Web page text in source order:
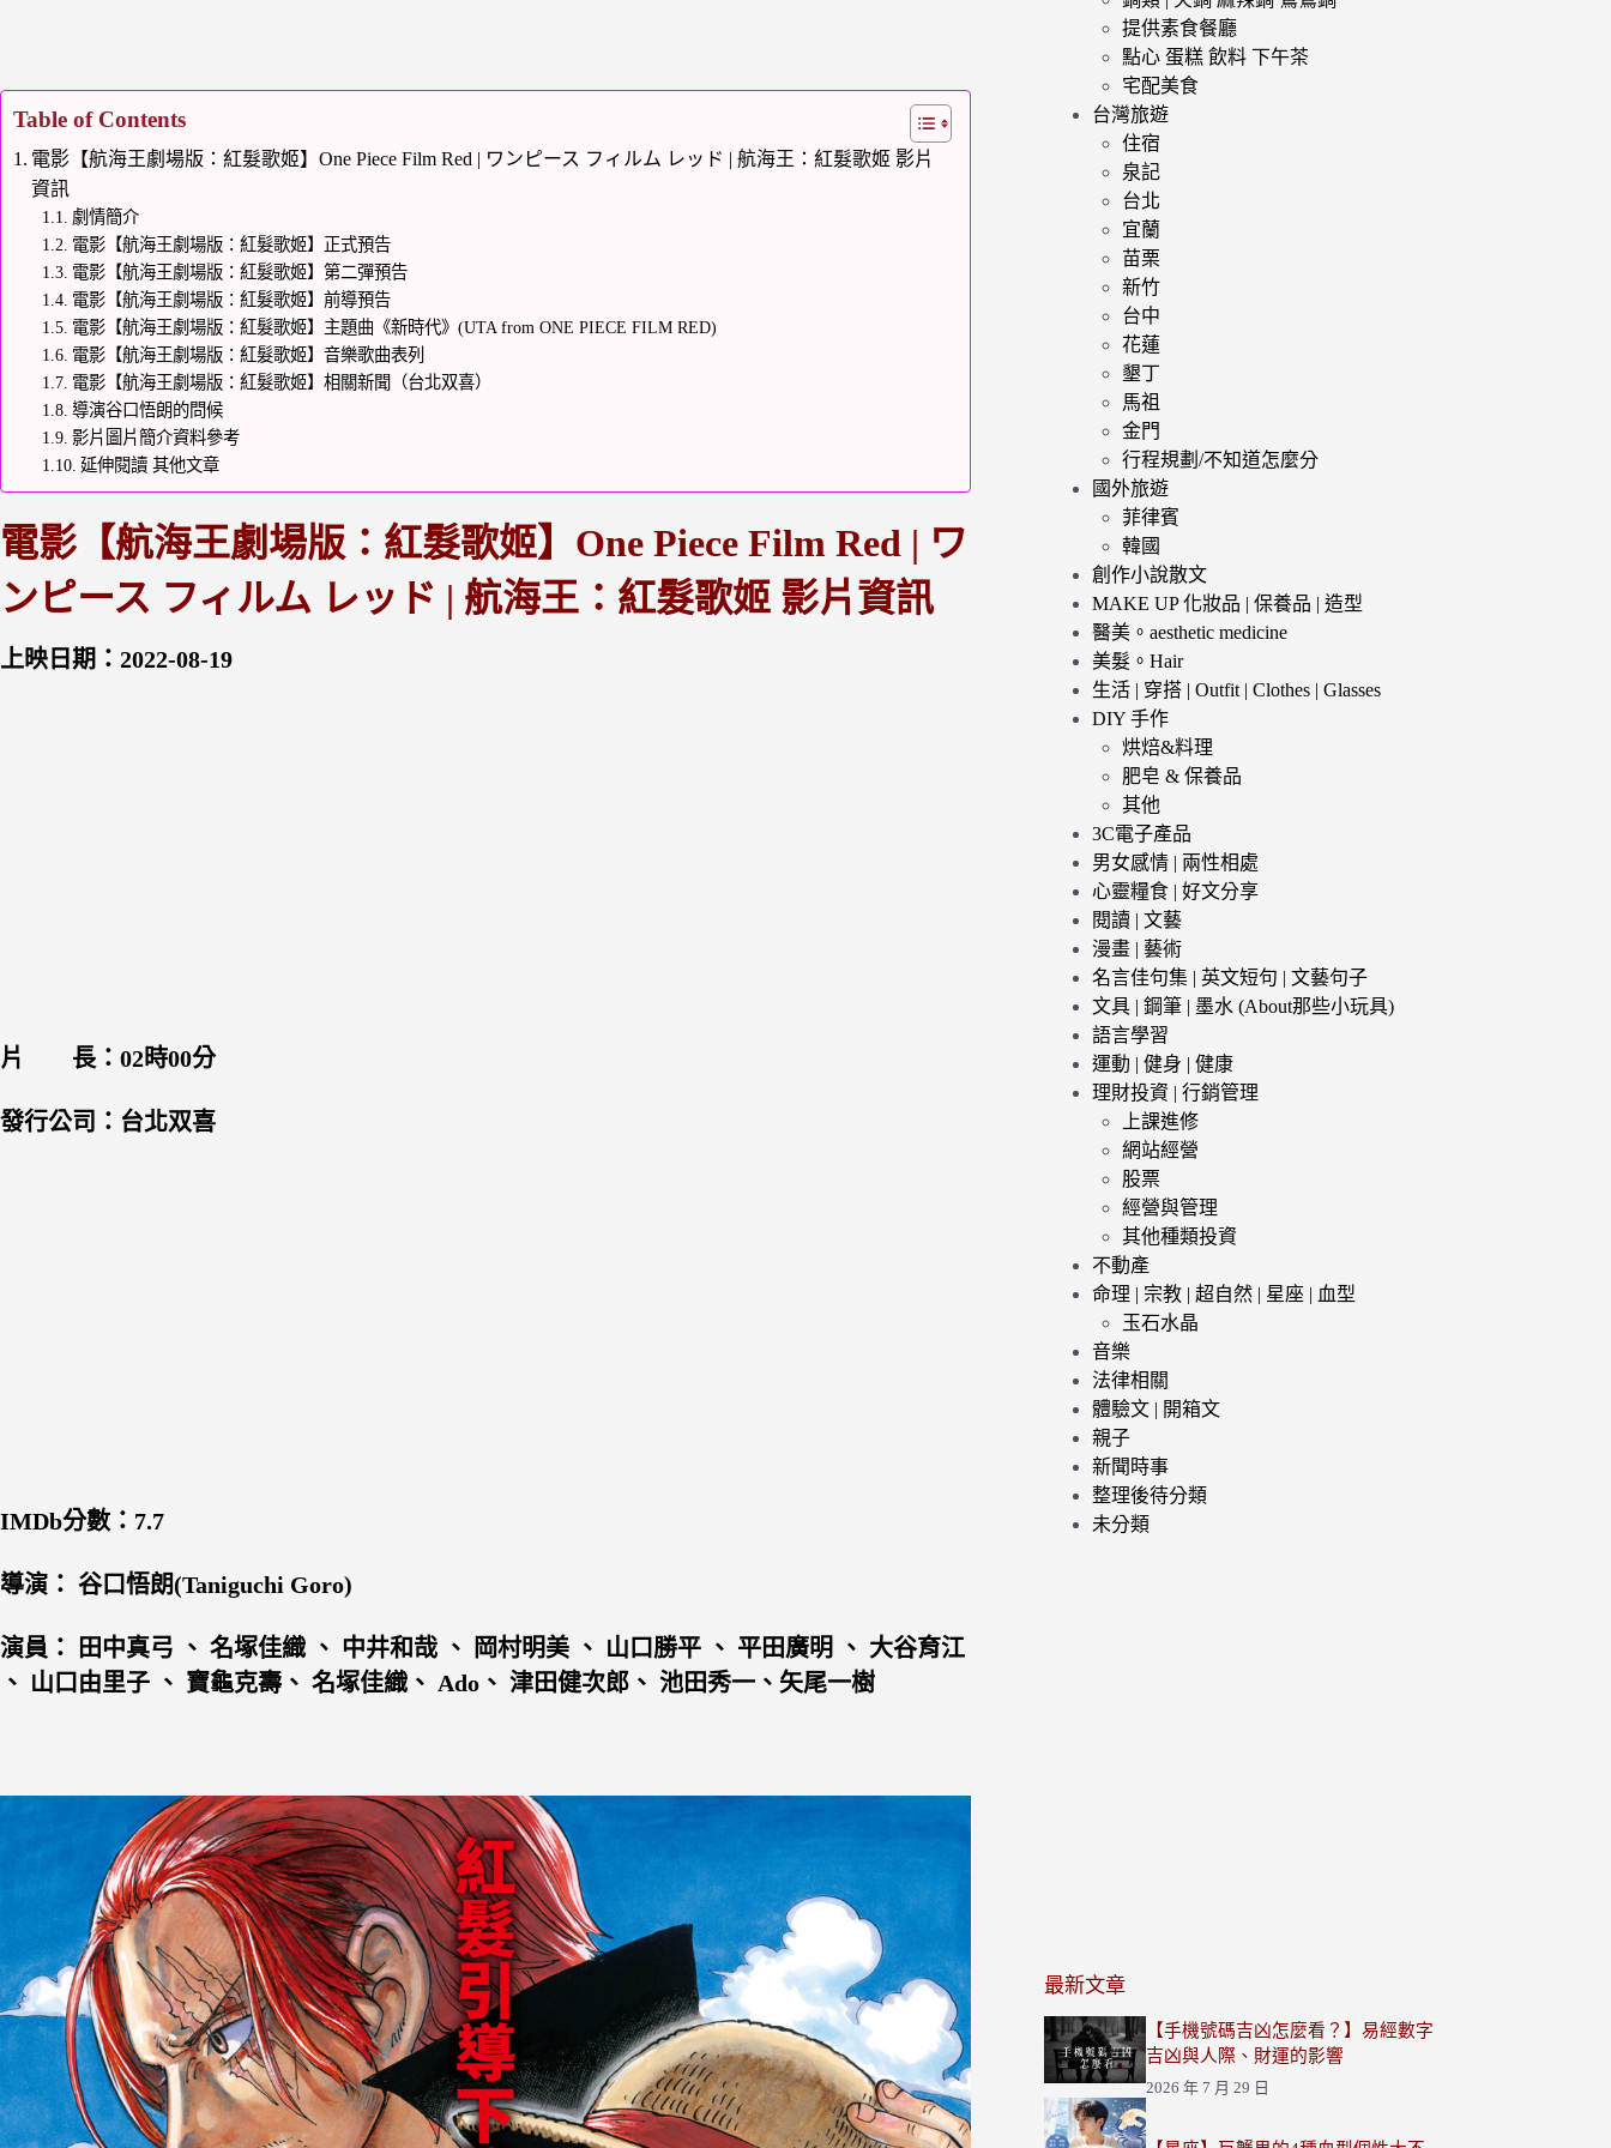
Table of Contents
電影【航海王劇場版：紅髮歌姬】One Piece Film Red | ワンピース フィルム レッド | 航海王：紅髮歌姬 影片
資訊
劇情簡介
電影【航海王劇場版：紅髮歌姬】正式預告
電影【航海王劇場版：紅髮歌姬】第二彈預告
電影【航海王劇場版：紅髮歌姬】前導預告
電影【航海王劇場版：紅髮歌姬】主題曲《新時代》(UTA from ONE PIECE FILM RED)
電影【航海王劇場版：紅髮歌姬】音樂歌曲表列
電影【航海王劇場版：紅髮歌姬】相關新聞（台北双喜）
導演谷口悟朗的問候
影片圖片簡介資料參考
延伸閱讀 其他文章
電影【航海王劇場版：紅髮歌姬】One Piece Film Red | ワ
ンピース フィルム レッド | 航海王：紅髮歌姬 影片資訊
上映日期：2022-08-19
片 長：02時00分
發行公司：台北双喜
IMDb分數：7.7
導演： 谷口悟朗(Taniguchi Goro)
演員： 田中真弓 、 名塚佳織 、 中井和哉 、 岡村明美 、 山口勝平 、 平田廣明 、 大谷育江
、 山口由里子 、 寶龜克壽 、 名塚佳織、 Ado、 津田健次郎、 池田秀一、矢尾一樹
提供素食餐廳
點心 蛋糕 飲料 下午茶
宅配美食
台灣旅遊
住宿
泉記
台北
宜蘭
苗栗
新竹
台中
花蓮
墾丁
馬祖
金門
行程規劃/不知道怎麼分
國外旅遊
菲律賓
韓國
創作小說散文
MAKE UP 化妝品 | 保養品 | 造型
醫美。aesthetic medicine
美髮。Hair
生活 | 穿搭 | Outfit | Clothes | Glasses
DIY 手作
烘焙&料理
肥皂 & 保養品
其他
3C電子產品
男女感情 | 兩性相處
心靈糧食 | 好文分享
閱讀 | 文藝
漫畫 | 藝術
名言佳句集 | 英文短句 | 文藝句子
文具 | 鋼筆 | 墨水 (About那些小玩具)
語言學習
運動 | 健身 | 健康
理財投資 | 行銷管理
上課進修
網站經營
股票
經營與管理
其他種類投資
不動產
命理 | 宗教 | 超自然 | 星座 | 血型
玉石水晶
音樂
法律相關
體驗文 | 開箱文
親子
新聞時事
整理後待分類
未分類
最新文章
【手機號碼吉凶怎麼看？】易經數字
吉凶與人際、財運的影響
2026 年 7 月 29 日